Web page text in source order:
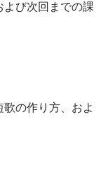
び次回までの課
の作り方、およ